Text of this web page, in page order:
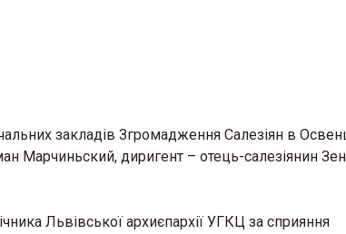
закладів Згромадження Салезіян в
Марчиньский, диригент – отець-салезіянин
Львівської архиєпархії УГКЦ за сприяння